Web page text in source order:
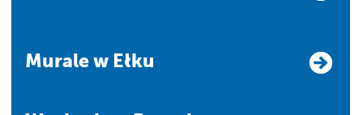
Murale w Ełku